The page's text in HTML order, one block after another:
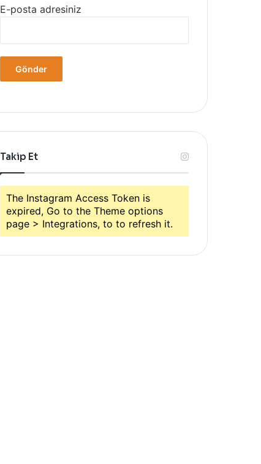
E-posta adresiniz
Takip Et
The Instagram Access Token is
expired, Go to the Theme options
page > Integrations, to to refresh it.